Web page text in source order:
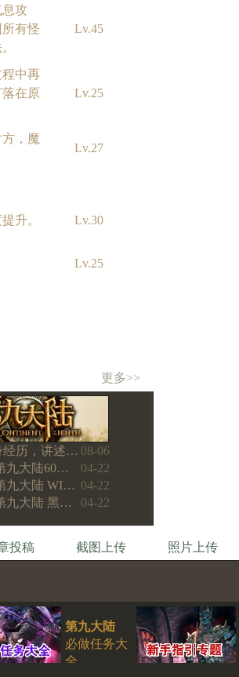
攻
有怪
Lv.45
中再
在原
Lv.25
，魔
Lv.27
升。 Lv.30
Lv.25
更多>>
08-06
经历，讲述…
04-22
九大陆60…
04-22
九大陆 WI…
04-22
九大陆 黑…
投稿 截图上传 照片上传
第九大陆
必做任务大
全